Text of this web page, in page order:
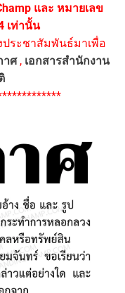
และ หมายเลข
เท่านั้น
ประชาสัมพันธ์มาเพื่อ
าศ, เอกสารสำนักงาน